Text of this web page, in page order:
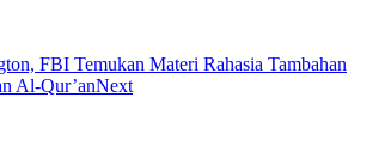
FBI Temukan Materi Rahasia Tambahan
Al-Qur’anNext